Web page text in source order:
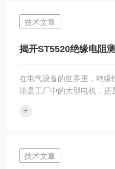
差异1.带宽与采样速率
1GHz档位，最高实时采样
限3GHz，适合低频模拟电
电源调试。MD...
技术文章
揭开ST5520绝缘电阻
在电气设备的世界里，绝
论是工厂中的大型电机，还
使用者的人身安全。为了
气设备绝缘电阻的便携式仪
杂：仪器内部产生一个稳
+
技术文章